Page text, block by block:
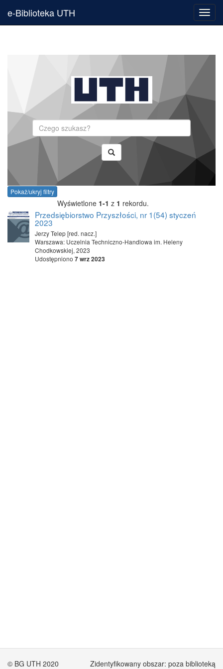
e-Biblioteka UTH
Pokaż/ukryj filtry
Wyświetlone 1-1 z 1 rekordu.
Przedsiębiorstwo Przyszłości, nr 1(54) styczeń
2023
Jerzy Telep [red. nacz.]
Warszawa: Uczelnia Techniczno-Handlowa im. Heleny
Chodkowskiej, 2023
Udostępniono 7 wrz 2023
© BG UTH 2020 Zidentyfikowany obszar: poza biblioteką